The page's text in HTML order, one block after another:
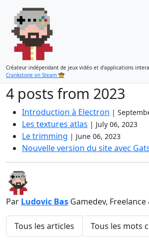
Créateur indépendant de jeux vidéo et d'applications
Crankstone on Steam 🤠
4 posts from 2023
Introduction à Electron |
Les textures atlas | July 06, 2023
Le trimming | June 06, 2023
Nouvelle version du site avec
Par Ludovic Bas Gamedev,
Tous les articles Tous les mots